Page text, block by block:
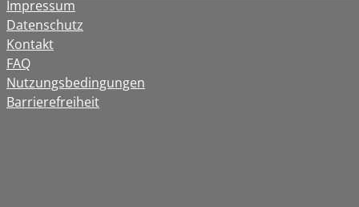
Impressum
Datenschutz
Kontakt
FAQ
Nutzungsbedingungen
Barrierefreiheit